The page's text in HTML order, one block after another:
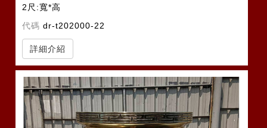
2尺:寬*高
2尺2:寬*高
代碼 dr-t202000-22
詳細介紹